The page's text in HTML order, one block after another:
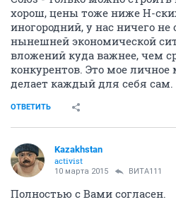
хорош, цены тоже ниже Н-
иногородний, у нас ничего не
нынешней экономической
вложений куда важнее, чем
конкурентов. Это мое
делает каждый для себя сам.
ОТВЕТИТЬ
Kazakhstan
activist
10 марта 2015 ВИТА111
Полностью с Вами согласен.